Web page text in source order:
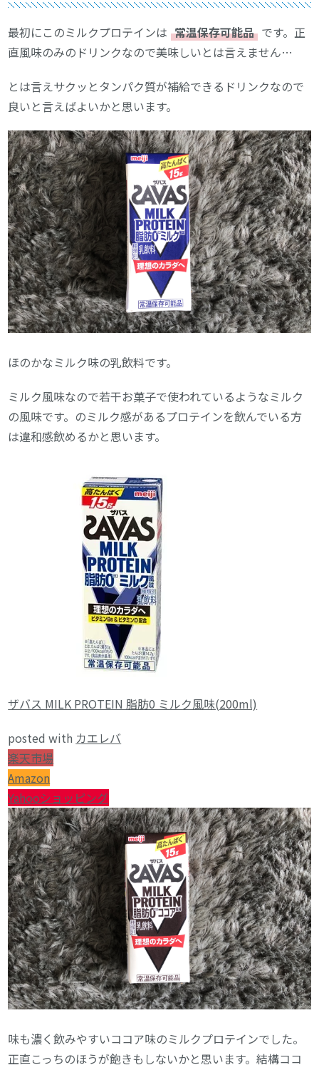
最初にこのミルクプロテインは 常温保存可能品 です。正
直風味のみのドリンクなので美味しいとは言えません…
とは言えサクッとタンパク質が補給できるドリンクなので
良いと言えばよいかと思います。
ほのかなミルク味の乳飲料です。
ミルク風味なので若干お菓子で使われているようなミルク
の風味です。のミルク感があるプロテインを飲んでいる方
は違和感飲めるかと思います。
ザバス MILK PROTEIN 脂肪0 ミルク風味(200ml)
posted with カエレバ
楽天市場
Amazon
Yahooショッピング
味も濃く飲みやすいココア味のミルクプロテインでした。
正直こっちのほうが飽きもしないかと思います。結構ココ